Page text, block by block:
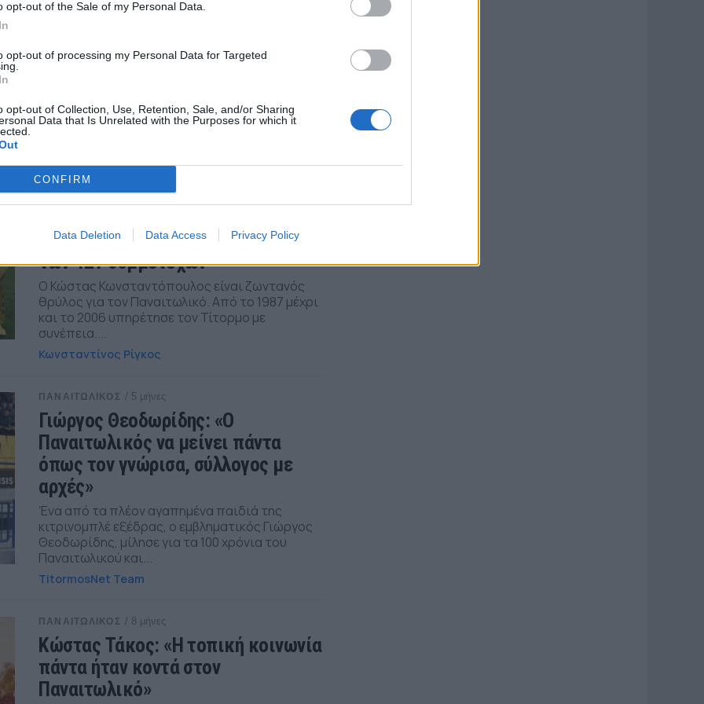
opt-out of the Sale of my Personal Data.
opt-out of processing my Personal Data for Targeted
opt-out of Collection, Use, Retention, Sale, and/or Sharing
Data that Is Unrelated with the Purposes for which it
CONFIRM
Data Deletion Data Access Privacy Policy
μένα η πίστη και η στήριξη του
Ο Γεβγένι Κουτσερένκο αποτελεί μία από τις πιο
σύντομο χρονικό διάστημα να ξεχωρίσει...
TitormosNet Team
100 χρόνια Παναιτωλικός, 32
υπερήφανος», λέει ο ρέκορντμαν
των 421 συμμετοχών
Ο Κώστας Κωνσταντόπουλος είναι ζωντανός
θρύλος για τον Παναιτωλικό. Από το 1987 μέχρι
και το 2006 υπηρέτησε τον Τίτορμο με
συνέπεια....
Κωνσταντίνος Ρίγκος
ΠΑΝΑΙΤΩΛΙΚΟΣ / 5 μήνες
Γιώργος Θεοδωρίδης: «Ο
Παναιτωλικός να μείνει πάντα
όπως τον γνώρισα, σύλλογος με
αρχές»
Ένα από τα πλέον αγαπημένα παιδιά της
κιτρινομπλέ εξέδρας, ο εμβληματικός Γιώργος
Θεοδωρίδης, μίλησε για τα 100 χρόνια του
Παναιτωλικού και...
TitormosNet Team
ΠΑΝΑΙΤΩΛΙΚΟΣ / 8 μήνες
Κώστας Τάκος: «Η τοπική κοινωνία
πάντα ήταν κοντά στον
Παναιτωλικό»